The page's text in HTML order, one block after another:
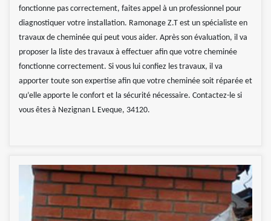
fonctionne pas correctement, faites appel à un professionnel pour
diagnostiquer votre installation. Ramonage Z.T est un spécialiste en
travaux de cheminée qui peut vous aider. Après son évaluation, il va
proposer la liste des travaux à effectuer afin que votre cheminée
fonctionne correctement. Si vous lui confiez les travaux, il va
apporter toute son expertise afin que votre cheminée soit réparée et
qu’elle apporte le confort et la sécurité nécessaire. Contactez-le si
vous êtes à Nezignan L Eveque, 34120.